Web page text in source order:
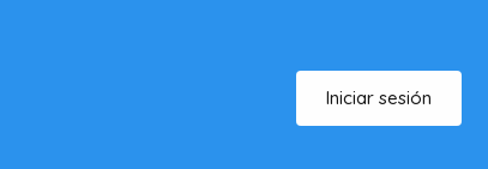
Iniciar sesión